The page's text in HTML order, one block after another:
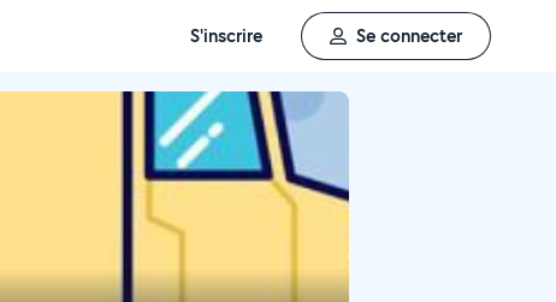
S'inscrire Se connecter